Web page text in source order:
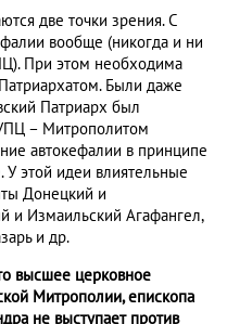
две точки зрения. С
вообще (никогда и ни
При этом необходима
Были даже
Патриарх был
– Митрополитом
автокефалии в принципе
У этой идеи влиятельные
Донецкий и
и Измаильский Агафангел,
и др.
высшее церковное
Митрополии, епископа
не выступает против